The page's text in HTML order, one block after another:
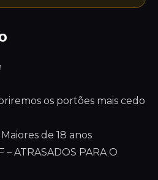
os portões mais cedo
de 18 anos
– ATRASADOS PARA O